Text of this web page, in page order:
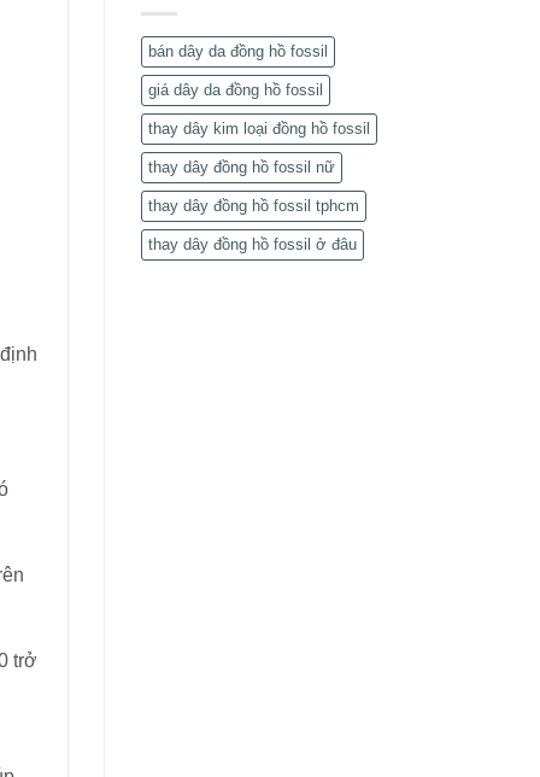
trở
bán dây da đồng hồ fossil
giá dây da đồng hồ fossil
thay dây kim loại đồng hồ fossil
thay dây đồng hồ fossil nữ
thay dây đồng hồ fossil tphcm
thay dây đồng hồ fossil ở đâu